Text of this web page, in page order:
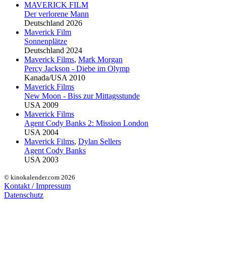
MAVERICK FILM
Der verlorene Mann
Deutschland 2026
Maverick Film
Sonnenplätze
Deutschland 2024
Maverick Films, Mark Morgan
Percy Jackson - Diebe im Olymp
Kanada/USA 2010
Maverick Films
New Moon - Biss zur Mittagsstunde
USA 2009
Maverick Films
Agent Cody Banks 2: Mission London
USA 2004
Maverick Films, Dylan Sellers
Agent Cody Banks
USA 2003
© kinokalender.com 2026
Kontakt / Impressum
Datenschutz